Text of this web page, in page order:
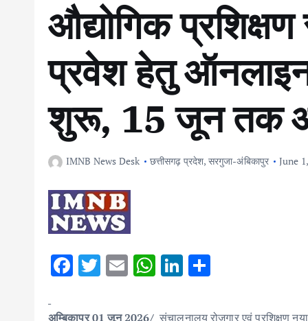
औद्योगिक
प्रवेश हेतु
शुरू, 15 जून तक
IMNB News Desk छत्तीसगढ़ प्रदेश, सरगुजा-अंबिकापुर June
F
e
T
it
E
ai
W
at
Li
k ar
अम्बिकापुर 01 जून 2026/ संचालनालय रोजगार एवं प्रशिक्षण